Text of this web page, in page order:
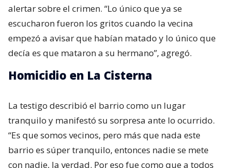
alertar sobre el crimen. “Lo único que ya se
escucharon fueron los gritos cuando la vecina
empezó a avisar que habían matado y lo único que
decía es que mataron a su hermano”, agregó.
Homicidio en La Cisterna
La testigo describió el barrio como un lugar
tranquilo y manifestó su sorpresa ante lo ocurrido.
“Es que somos vecinos, pero más que nada este
barrio es súper tranquilo, entonces nadie se mete
con nadie, la verdad. Por eso fue como que a todos